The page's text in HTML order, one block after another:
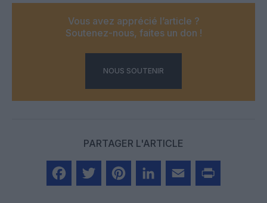
Vous avez apprécié l’article ?
Soutenez-nous, faites un don !
NOUS SOUTENIR
PARTAGER L'ARTICLE